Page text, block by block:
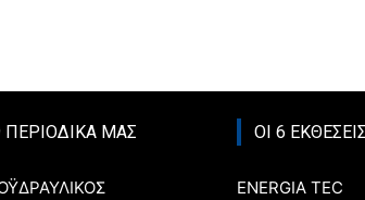
ΠΕΡΙΟΔΙΚΑ ΜΑΣ ΟΙ 6
ENERGIA TEC